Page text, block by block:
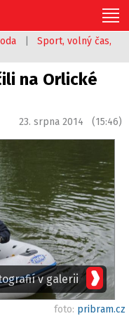
Sport, volný čas,
na Orlické
23. srpna 2014 (15:46)
v galerii
foto: pribram.cz